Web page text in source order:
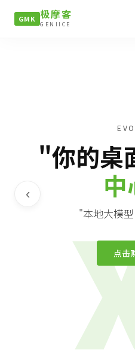
GMK 极摩客
GENIICE
"你的桌
中
"本地大模
点击
‹